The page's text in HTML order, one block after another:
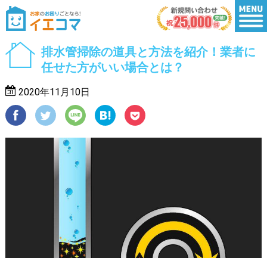
排水管掃除の道具と方法を紹介！業者に
任せた方がいい場合とは？
2020年11月10日